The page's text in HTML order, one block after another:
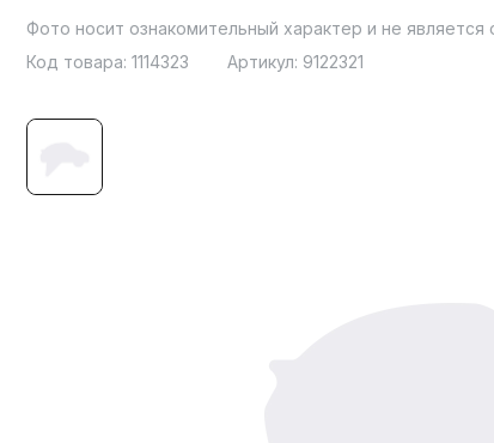
Фото носит ознакомительный характер и не
Код товара: 1114323 Артикул: 9122321